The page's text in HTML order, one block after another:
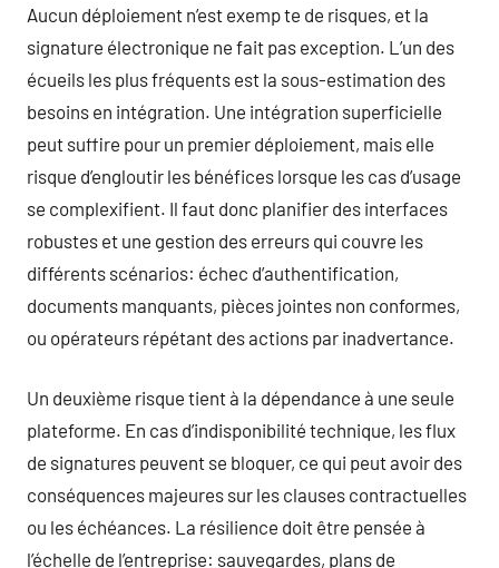
Aucun déploiement n’est exemp te de risques, et la
signature électronique ne fait pas exception. L’un des
écueils les plus fréquents est la sous-estimation des
besoins en intégration. Une intégration superficielle
peut suffire pour un premier déploiement, mais elle
risque d’engloutir les bénéfices lorsque les cas d’usage
se complexifient. Il faut donc planifier des interfaces
robustes et une gestion des erreurs qui couvre les
différents scénarios: échec d’authentification,
documents manquants, pièces jointes non conformes,
ou opérateurs répétant des actions par inadvertance.
Un deuxième risque tient à la dépendance à une seule
plateforme. En cas d’indisponibilité technique, les flux
de signatures peuvent se bloquer, ce qui peut avoir des
conséquences majeures sur les clauses contractuelles
ou les échéances. La résilience doit être pensée à
l’échelle de l’entreprise: sauvegardes, plans de